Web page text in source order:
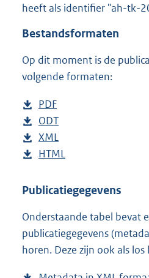
heeft als identifier "ah-tk-
Bestandsformaten
Op dit moment is de
volgende formaten:
D
o
w
n
o
d
p
u
PDF
e
s
t
n
s
g
r
D
o
w
l
a
d
p
ODT
s
a
d
s
g
D
o
n
o
a
d
XML
e
t
n
d
s
D
w
l
o
a
HTML
s
a
n
d
Publicatiegegevens
Onderstaande tabel bevat
publicatiegegevens
horen. Deze zijn ook als